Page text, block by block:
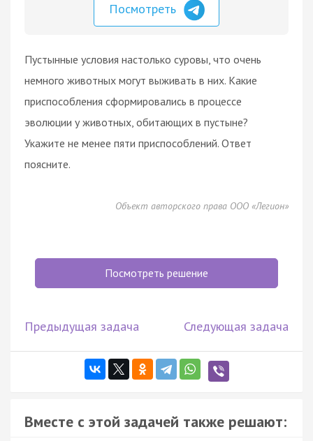
Посмотреть
Пустынные условия настолько суровы, что очень
немного животных могут выживать в них. Какие
приспособления сформировались в процессе
эволюции у животных, обитающих в пустыне?
Укажите не менее пяти приспособлений. Ответ
поясните.
Объект авторского права ООО «Легион»
Посмотреть решение
Предыдущая задача Следующая задача
Вместе с этой задачей также решают: